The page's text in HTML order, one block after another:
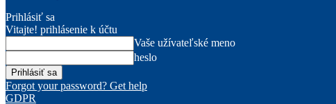
Prihlásiť sa
Vitajte! prihlásenie k účtu
Vaše užívateľské meno
heslo
Forgot your password? Get help
GDPR